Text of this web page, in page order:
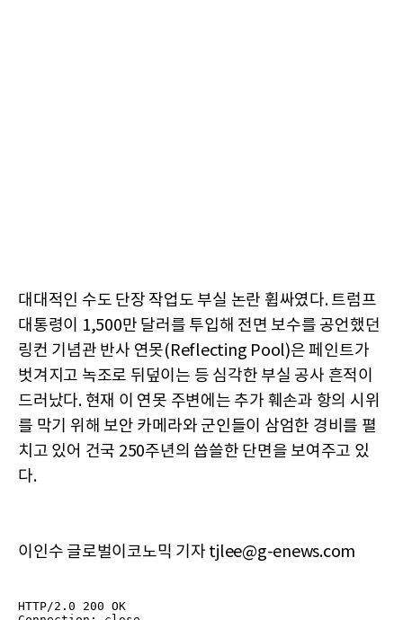
대대적인 수도 단장 작업도 부실 논란 휩싸였다. 트럼프
대통령이 1,500만 달러를 투입해 전면 보수를 공언했던
링컨 기념관 반사 연못(Reflecting Pool)은 페인트가
벗겨지고 녹조로 뒤덮이는 등 심각한 부실 공사 흔적이
드러났다. 현재 이 연못 주변에는 추가 훼손과 항의 시위
를 막기 위해 보안 카메라와 군인들이 삼엄한 경비를 펼
치고 있어 건국 250주년의 씁쓸한 단면을 보여주고 있
다.
이인수 글로벌이코노믹 기자 tjlee@g-enews.com